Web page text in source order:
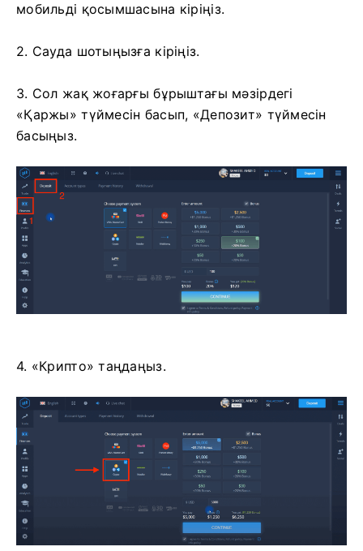
мобильді қосымшасына кіріңіз.
2. Сауда шотыңызға кіріңіз.
3. Сол жақ жоғарғы бұрыштағы мәзірдегі
«Қаржы» түймесін басып, «Депозит» түймесін
басыңыз.
4. «Крипто» таңдаңыз.